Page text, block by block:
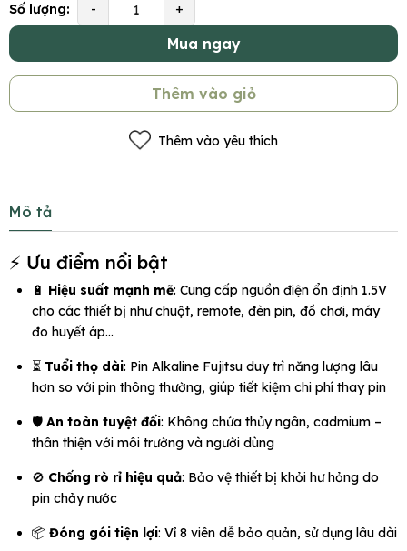
Số lượng: - +
Mua ngay
Thêm vào giỏ
Thêm vào yêu thích
Mô tả
⚡ Ưu điểm nổi bật
🔋 Hiệu suất mạnh mẽ: Cung cấp nguồn điện ổn định 1.5V
cho các thiết bị như chuột, remote, đèn pin, đồ chơi, máy
đo huyết áp…
⏳ Tuổi thọ dài: Pin Alkaline Fujitsu duy trì năng lượng lâu
hơn so với pin thông thường, giúp tiết kiệm chi phí thay pin
🛡️ An toàn tuyệt đối: Không chứa thủy ngân, cadmium –
thân thiện với môi trường và người dùng
🚫 Chống rò rỉ hiệu quả: Bảo vệ thiết bị khỏi hư hỏng do
pin chảy nước
📦 Đóng gói tiện lợi: Vỉ 8 viên dễ bảo quản, sử dụng lâu dài